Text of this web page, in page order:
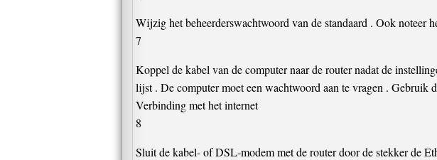
Wijzig het beheerderswachtwoord van de standaard . Ook noteer
7
Koppel de kabel van de computer naar de router nadat de
lijst . De computer moet een wachtwoord aan te vragen . Gebruik
Verbinding met het internet
8
Sluit de kabel- of DSL-modem met de router door de stekker de